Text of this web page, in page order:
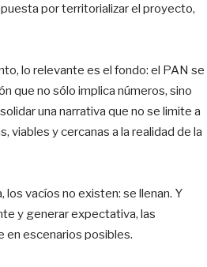
por territorializar el proyecto,
lo relevante es el fondo: el PAN se
que no sólo implica números, sino
una narrativa que no se limite a
viables y cercanas a la realidad de la
vacíos no existen: se llenan. Y
y generar expectativa, las
en escenarios posibles.